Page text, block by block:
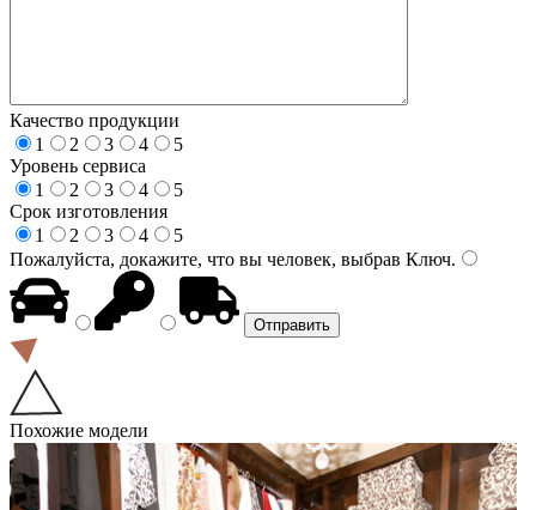
Качество продукции
1
2 3 4
5
Уровень сервиса
1
2 3 4
5
Срок изготовления
1
2 3 4
5
Пожалуйста, докажите, что вы человек, выбрав Ключ.
Похожие модели